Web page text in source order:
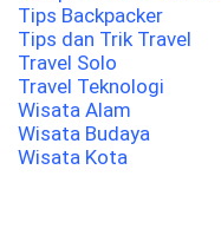
Tips Backpacker
Tips dan Trik Travel
Travel Solo
Travel Teknologi
Wisata Alam
Wisata Budaya
Wisata Kota